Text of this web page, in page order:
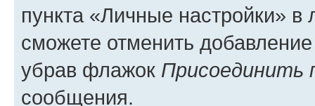
пункта «Личные настройки»
сможете отменить
убрав флажок Присоединить
сообщения.